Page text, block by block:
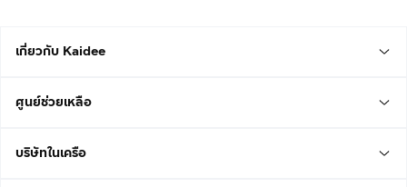
เกี่ยวกับ Kaidee
ศูนย์ช่วยเหลือ
บริษัทในเครือ